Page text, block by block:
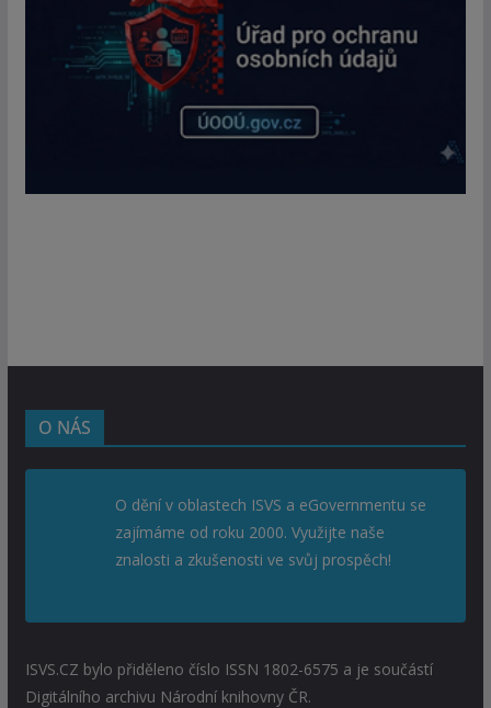
O NÁS
O dění v oblastech ISVS a eGovernmentu se
zajímáme od roku 2000. Využijte naše
znalosti a zkušenosti ve svůj prospěch!
ISVS.CZ bylo přiděleno číslo ISSN 1802-6575 a je součástí
Digitálního archivu Národní knihovny ČR.